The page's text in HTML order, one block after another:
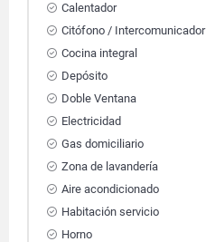
Calentador
Citófono / Intercomunicador
Cocina integral
Depósito
Doble Ventana
Electricidad
Gas domiciliario
Zona de lavandería
Aire acondicionado
Habitación servicio
Horno